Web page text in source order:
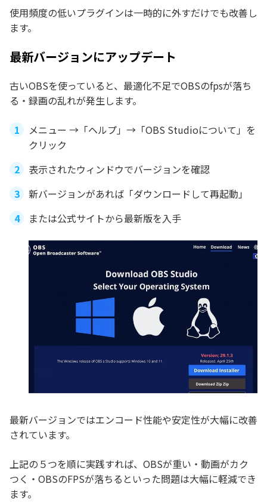
使用頻度の低いプラグインは一時的に外すだけでも改善し
ます。
最新バージョンにアップデート
古いOBSを使っていると、最適化不足でOBSのfpsが落ち
る・録画の乱れが発生します。
メニュー →「ヘルプ」→「OBS Studioについて」を
クリック
表示されたウィンドウでバージョンを確認
新バージョンがあれば「ダウンロードして再起動」
または公式サイトから最新版を入手
最新バージョンではエンコード性能や安定性が大幅に改善
されています。
上記の５つを順に実践すれば、OBSが重い・動画がカク
つく・OBSのFPSが落ちるといった問題は大幅に軽減でき
ます。